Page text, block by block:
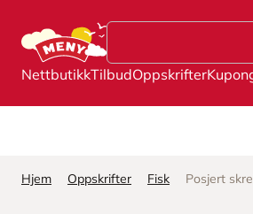
NettbutikkTilbudOppskrifter
Hjem Oppskrifter Fisk Posjert